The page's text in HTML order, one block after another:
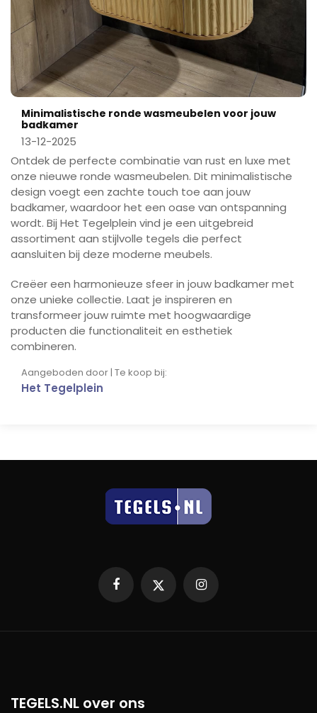
Minimalistische ronde wasmeubelen voor jouw
badkamer
13-12-2025
Ontdek de perfecte combinatie van rust en luxe met
onze nieuwe ronde wasmeubelen. Dit minimalistische
design voegt een zachte touch toe aan jouw
badkamer, waardoor het een oase van ontspanning
wordt. Bij Het Tegelplein vind je een uitgebreid
assortiment aan stijlvolle tegels die perfect
aansluiten bij deze moderne meubels.
Creëer een harmonieuze sfeer in jouw badkamer met
onze unieke collectie. Laat je inspireren en
transformeer jouw ruimte met hoogwaardige
producten die functionaliteit en esthetiek
combineren.
Aangeboden door | Te koop bij:
Het Tegelplein
Facebook Instagram
TEGELS.NL over ons